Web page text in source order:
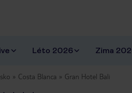
Léto 2026 Zima
Costa Blanca Gran Hotel Bali